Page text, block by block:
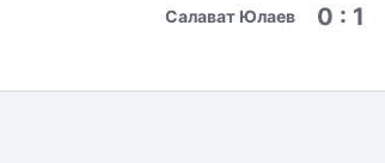
Салават Юлаев 0 : 1